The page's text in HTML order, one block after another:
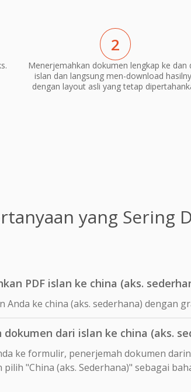
2
Menerjemahkan dokumen lengkap ke dan
islan dan langsung men-download
dengan layout asli yang tetap
yang Sering
PDF islan ke china (aks.
Anda ke china (aks. sederhana) dengan
dari islan ke china (aks.
ke formulir, penerjemah dokumen
"China (aks. Sederhana)" sebagai